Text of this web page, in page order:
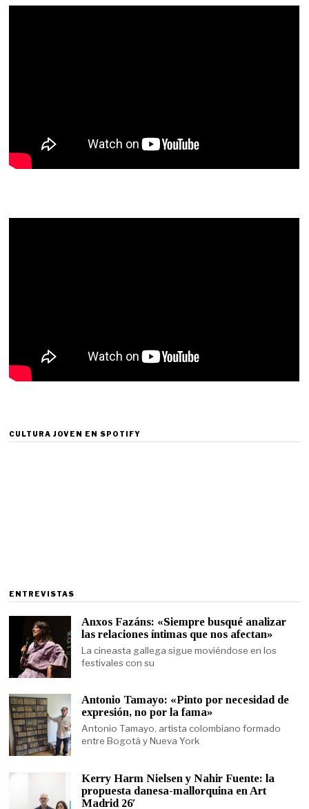
CULTURA JOVEN EN SPOTIFY
ENTREVISTAS
Anxos Fazáns: «Siempre busqué analizar
las relaciones íntimas que nos afectan»
La cineasta gallega sigue moviéndose en los
festivales con su
Antonio Tamayo: «Pinto por necesidad de
expresión, no por la fama»
Antonio Tamayo, artista colombiano formado
entre Bogotá y Nueva York
Kerry Harm Nielsen y Nahir Fuente: la
propuesta danesa-mallorquina en Art
Madrid 26′